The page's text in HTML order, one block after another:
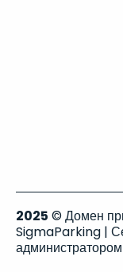
2025 © Домен
SigmaParking |